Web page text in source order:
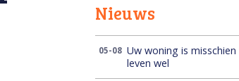
Nieuws
05-08 Uw woning is
leven wel